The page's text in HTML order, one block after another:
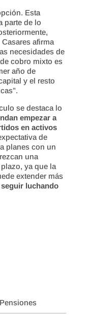
Esta
parte de lo
afirma
necesidades de
cobro mixto es
año de
y el resto
se destaca lo
empezar a
en activos
de
planes con un
una
ya que la
extender más
luchando